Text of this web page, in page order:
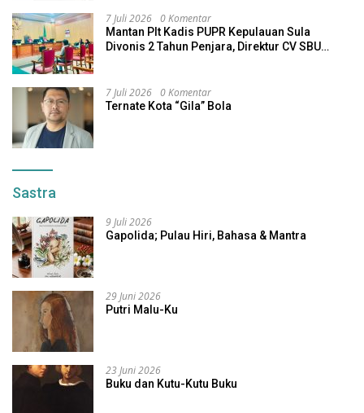
7 Juli 2026 0 Komentar
Mantan Plt Kadis PUPR Kepulauan Sula
Divonis 2 Tahun Penjara, Direktur CV SBU
7 Juli 2026 0 Komentar
Ternate Kota “Gila” Bola
Sastra
9 Juli 2026
Gapolida; Pulau Hiri, Bahasa & Mantra
29 Juni 2026
Putri Malu-Ku
23 Juni 2026
Buku dan Kutu-Kutu Buku